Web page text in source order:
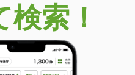
検索！